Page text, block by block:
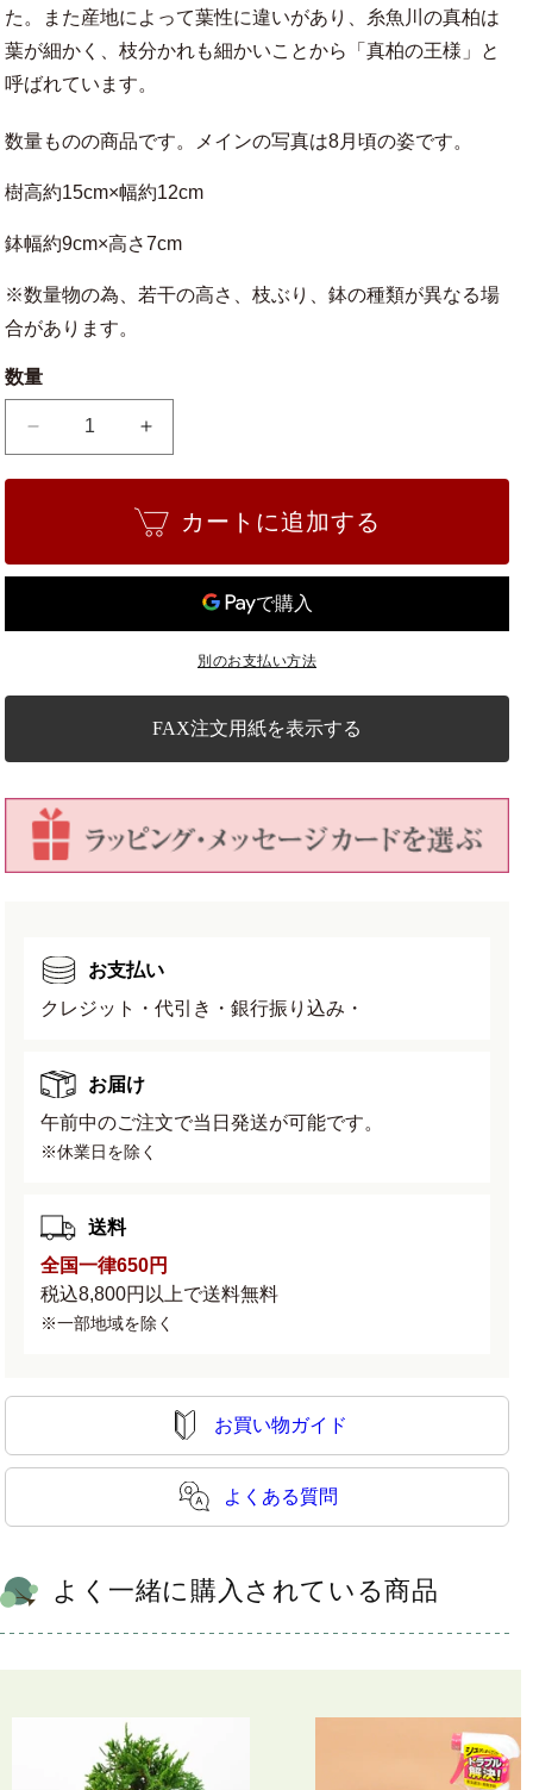
た。また産地によって葉性に違いがあり、糸魚川の真柏は
葉が細かく、枝分かれも細かいことから「真柏の王様」と
呼ばれています。
数量ものの商品です。メインの写真は8月頃の姿です。
樹高約15cm×幅約12cm
鉢幅約9cm×高さ7cm
※数量物の為、若干の高さ、枝ぶり、鉢の種類が異なる場
合があります。
数量
真
の
量
す
ミ
魚
真
の
量
を
カートに追加する
別のお支払い方法
FAX注文用紙を表示する
お支払い
クレジット・代引き・銀行振り込み・
お届け
午前中のご注文で当日発送が可能です。
※休業日を除く
送料
全国一律650円
税込8,800円以上で送料無料
※一部地域を除く
お買い物ガイド
よくある質問
よく一緒に購入されている商品